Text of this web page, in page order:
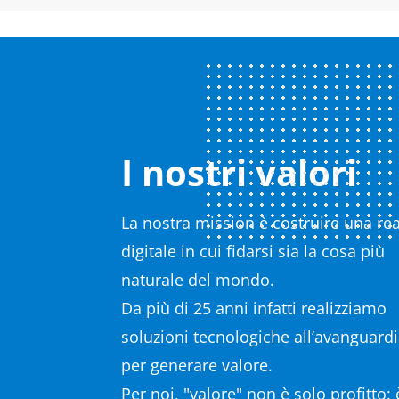
I nostri valori
La nostra mission è costruire una
digitale in cui fidarsi sia la cosa più
naturale del mondo.
Da più di 25 anni infatti realizziamo
soluzioni tecnologiche
per generare valore.
Per noi, "valore" non è solo profitto: